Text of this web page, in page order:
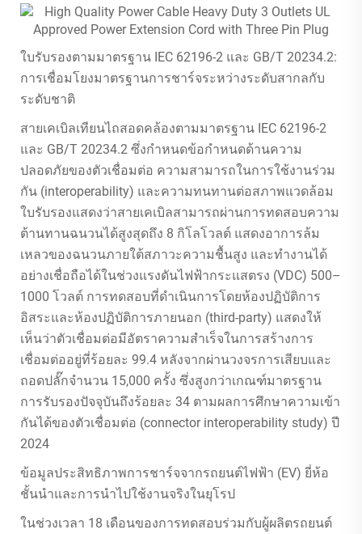
ใบรับรองตามมาตรฐาน IEC 62196-2 และ GB/T 20234.2:
การเชื่อมโยงมาตรฐานการชาร์จระหว่างระดับสากลกับ
ระดับชาติ
สายเคเบิลเทียนไถสอดคล้องตามมาตรฐาน IEC 62196-2
และ GB/T 20234.2 ซึ่งกำหนดข้อกำหนดด้านความ
ปลอดภัยของตัวเชื่อมต่อ ความสามารถในการใช้งานร่วม
กัน (interoperability) และความทนทานต่อสภาพแวดล้อม
ใบรับรองแสดงว่าสายเคเบิลสามารถผ่านการทดสอบความ
ต้านทานฉนวนได้สูงสุดถึง 8 กิโลโวลต์ แสดงอาการล้ม
เหลวของฉนวนภายใต้สภาวะความชื้นสูง และทำงานได้
อย่างเชื่อถือได้ในช่วงแรงดันไฟฟ้ากระแสตรง (VDC) 500–
1000 โวลต์ การทดสอบที่ดำเนินการโดยห้องปฏิบัติการ
อิสระและห้องปฏิบัติการภายนอก (third-party) แสดงให้
เห็นว่าตัวเชื่อมต่อมีอัตราความสำเร็จในการสร้างการ
เชื่อมต่ออยู่ที่ร้อยละ 99.4 หลังจากผ่านวงจรการเสียบและ
ถอดปลั๊กจำนวน 15,000 ครั้ง ซึ่งสูงกว่าเกณฑ์มาตรฐาน
การรับรองปัจจุบันถึงร้อยละ 34 ตามผลการศึกษาความเข้า
กันได้ของตัวเชื่อมต่อ (connector interoperability study) ปี
2024
ข้อมูลประสิทธิภาพการชาร์จจากรถยนต์ไฟฟ้า (EV) ยี่ห้อ
ชั้นนำและการนำไปใช้งานจริงในยุโรป
ในช่วงเวลา 18 เดือนของการทดสอบร่วมกับผู้ผลิตรถยนต์